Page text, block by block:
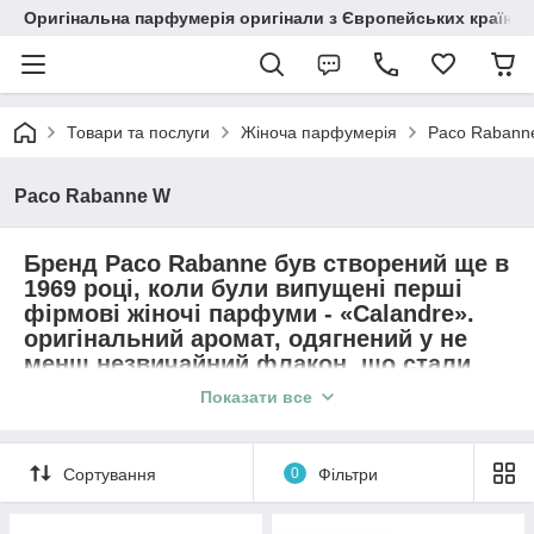
Оригінальна парфумерія оригінали з Європейських країн
Товари та послуги Жіноча парфумерія Paco
Paco Rabanne W
Бренд Paco Rabanne був створений ще в
1969 році, коли були випущені перші
фірмові жіночі парфуми - «Calandre».
оригінальний аромат, одягнений у не
менш незвичайний флакон, що стали
візитною карткою цієї французької
одночасно, він віддавав прохолодою і в
той же час зігрівав. Парадокс в стилі
Пако Рабанна. Слідом буде чуттєвий XS
Показати все
Сортування 0 Фільтри